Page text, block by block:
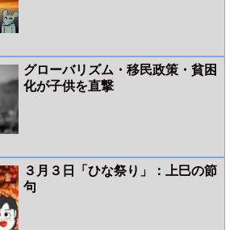
グローバリズム・移民政策・貧困
化が子供を直撃
３月３日「ひな祭り」：上巳の節
句